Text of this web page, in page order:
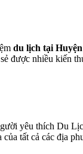
du lịch tại
được nhiều kiến
yêu thích Du
tất cả các địa